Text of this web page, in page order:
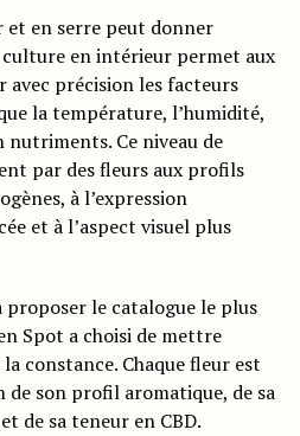
et en serre peut donner
en intérieur permet aux
précision les facteurs
la température, l’humidité,
nutriments. Ce niveau de
par des fleurs aux profils
à l’expression
et à l’aspect visuel plus
le catalogue le plus
Spot a choisi de mettre
constance. Chaque fleur est
son profil aromatique, de sa
de sa teneur en CBD.